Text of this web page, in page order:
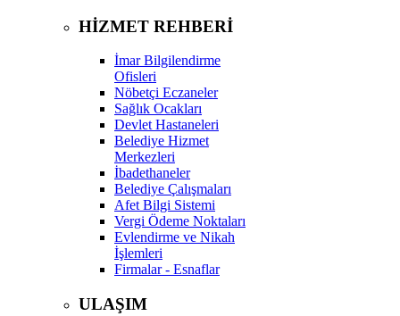
HİZMET REHBERİ
İmar Bilgilendirme
Ofisleri
Nöbetçi Eczaneler
Sağlık Ocakları
Devlet Hastaneleri
Belediye Hizmet
Merkezleri
İbadethaneler
Belediye Çalışmaları
Afet Bilgi Sistemi
Vergi Ödeme Noktaları
Evlendirme ve Nikah
İşlemleri
Firmalar - Esnaflar
ULAŞIM